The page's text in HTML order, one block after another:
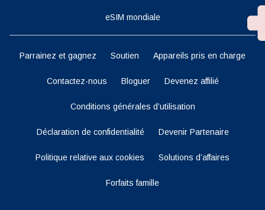
eSIM mondiale
Parrainez et gagnez Soutien Appareils pris en charge
Contactez-nous Bloguer Devenez affilié
Conditions générales d’utilisation
Déclaration de confidentialité Devenir Partenaire
Politique relative aux cookies Solutions d’affaires
Forfaits famille